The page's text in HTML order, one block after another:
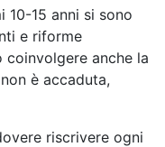
15 anni si sono
e riforme
anche la
è accaduta,
riscrivere ogni